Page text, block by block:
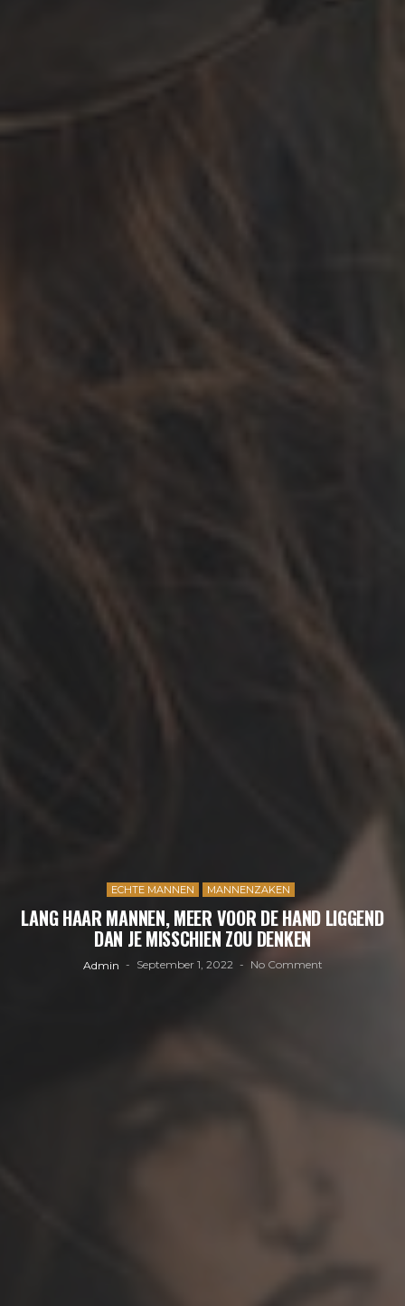
ECHTE MANNEN MANNENZAKEN
LANG HAAR MANNEN, MEER VOOR DE HAND LIGGEND
DAN JE MISSCHIEN ZOU DENKEN
Admin September 1, 2022 No Comment